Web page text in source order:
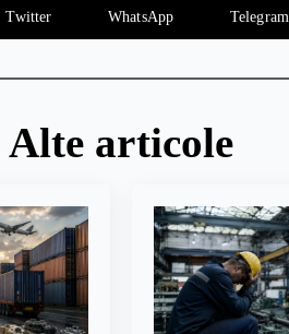
Twitter WhatsApp Telegram
Alte articole